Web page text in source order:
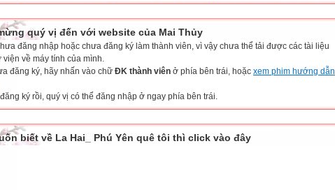
quý vị đến với website của Mai Thủy
đăng nhập hoặc chưa đăng ký làm thành viên, vì vậy chưa thể tải được các tài liệu
viện về máy tính của mình.
đăng ký, hãy nhấn vào chữ ĐK thành viên ở phía bên trái, hoặc xem phim hướng dẫn
ký rồi, quý vị có thể đăng nhập ở ngay phía bên trái.
biết về La Hai_ Phú Yên quê tôi thì click vào đây